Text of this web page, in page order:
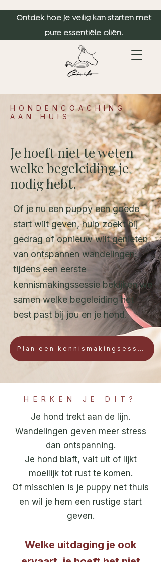
Ontdek hoe je veilig kan starten met
pure essentiële oliën.
Plan een kennismakingsessie
HONDENCOACHING
AAN HUIS
Je hoeft niet te weten
welke begeleiding je
nodig hebt.
Of je nu een puppy een goede
start wilt geven, hulp zoekt bij
gedrag of opnieuw wilt genieten
van ontspannen wandelingen:
tijdens een eerste
kennismakingssessie bekijken we
samen welke begeleiding het
best past bij jou en je hond.
HERKEN JE DIT?
Je hond trekt aan de lijn.
Wandelingen geven meer stress
dan ontspanning.
Je hond blaft, valt uit of lijkt
moeilijk tot rust te komen.
Of misschien is je puppy net thuis
en wil je hem een rustige start
geven.
Welke uitdaging je ook